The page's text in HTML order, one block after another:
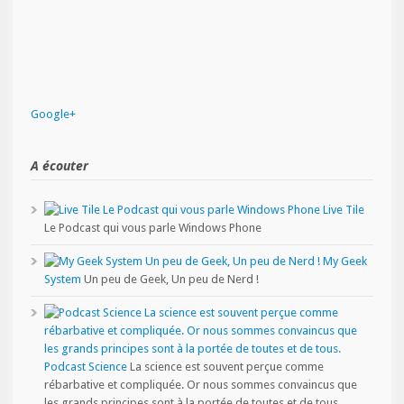
Google+
A écouter
Live Tile
Le Podcast qui vous parle Windows Phone
My Geek
System Un peu de Geek, Un peu de Nerd !
Podcast Science La science est souvent perçue comme
rébarbative et compliquée. Or nous sommes convaincus que